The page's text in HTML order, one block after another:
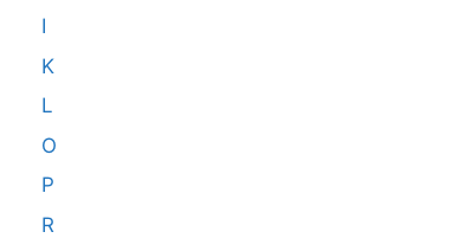
I
K
L
O
P
R